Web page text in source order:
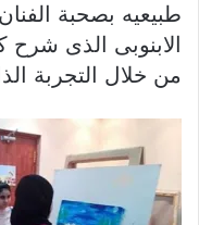
طبيعيه بصحبة
الابنوبى الذى شرح
من خلال التجربة